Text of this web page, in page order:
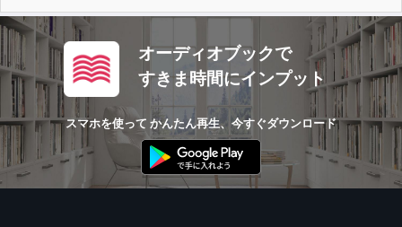
オーディオブックで
すきま時間にインプット
スマホを使って かんたん再生、今すぐダウンロード